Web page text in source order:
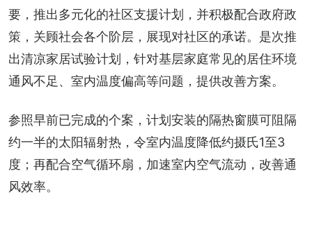
要，推出多元化的社区支援计划，并积极配合政府政
策，关顾社会各个阶层，展现对社区的承诺。是次推
出清凉家居试验计划，针对基层家庭常见的居住环境
通风不足、室内温度偏高等问题，提供改善方案。
参照早前已完成的个案，计划安装的隔热窗膜可阻隔
约一半的太阳辐射热，令室内温度降低约摄氏1至3
度；再配合空气循环扇，加速室内空气流动，改善通
风效率。